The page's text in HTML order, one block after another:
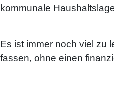
kommunale
Es ist immer noch viel zu
fassen, ohne einen